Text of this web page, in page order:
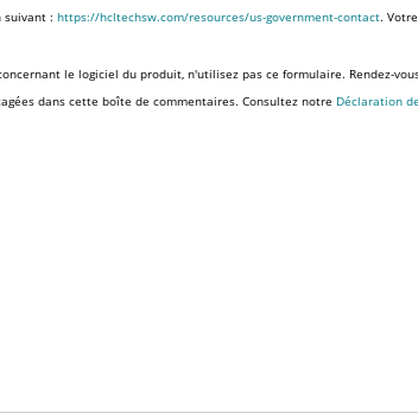
suivant :https://hcltechsw.com/resources/us-government-contact.
le logiciel du produit, n'utilisez pas ce formulaire. Rendez-
dans cette boîte de commentaires. Consultez notre Déclaration